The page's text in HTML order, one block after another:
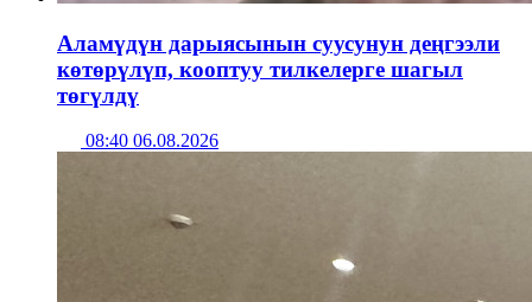
Аламүдүн дарыясынын суусунун деңгээли
көтөрүлүп, кооптуу тилкелерге шагыл
төгүлдү
08:40 06.08.2026